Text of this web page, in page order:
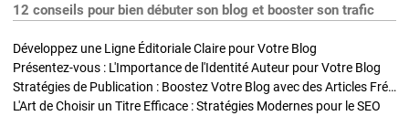
12 conseils pour bien débuter son blog et booster son trafic
Développez une Ligne Éditoriale Claire pour Votre Blog
Présentez-vous : L'Importance de l'Identité Auteur pour Votre Blog
Stratégies de Publication : Boostez Votre Blog avec des Articles Fréquents et Exclusifs
L'Art de Choisir un Titre Efficace : Stratégies Modernes pour le SEO